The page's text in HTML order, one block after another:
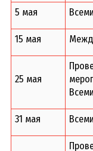
5 мая
15 мая
25 мая
31 мая